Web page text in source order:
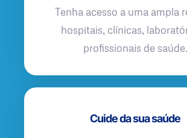
Tenha acesso a uma ampla
hospitais, clínicas,
profissionais de saúde.
Cuide da sua saúde